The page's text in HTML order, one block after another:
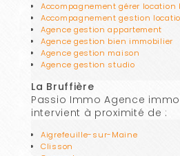
Accompagnement gérer
Accompagnement gestion
Agence gestion appartement
Agence gestion bien immobilier
Agence gestion maison
Agence gestion studio
La Bruffière
Passio Immo Agence
intervient à proximité de :
Aigrefeuille-sur-Maine
Clisson